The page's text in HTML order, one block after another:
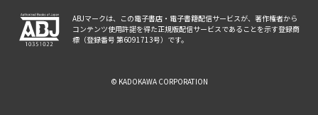
ABJマークは、この電子書店・電子書籍配信サービスが、著作権者から
コンテンツ使用許諾を得た正規版配信サービスであることを示す登録商
標（登録番号 第6091713号）です。
© KADOKAWA CORPORATION